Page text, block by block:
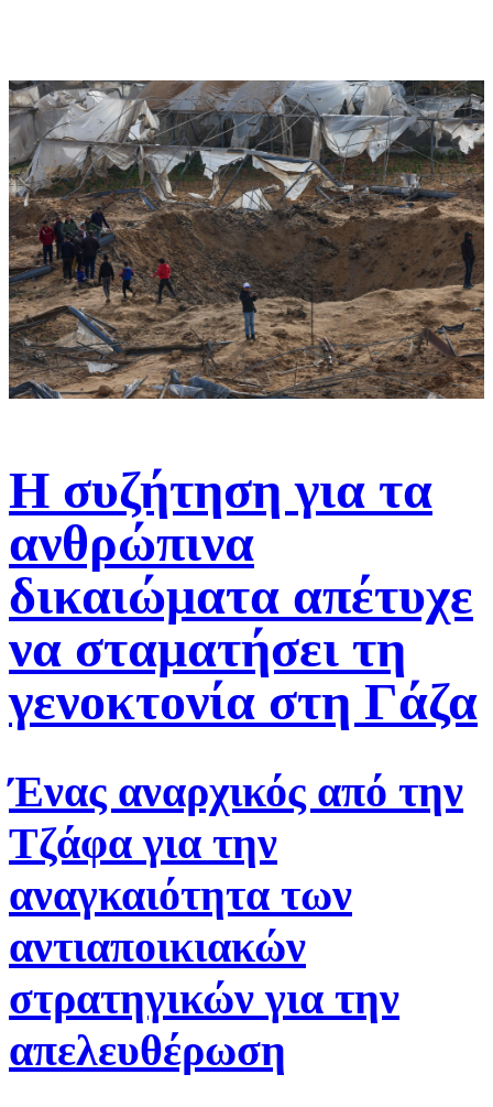
Η συζήτηση για τα
ανθρώπινα
δικαιώματα απέτυχε
να σταματήσει τη
γενοκτονία στη Γάζα
Ένας αναρχικός από την
Τζάφα για την
αναγκαιότητα των
αντιαποικιακών
στρατηγικών για την
απελευθέρωση